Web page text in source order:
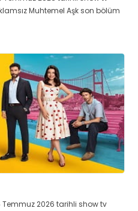
Muhtemel Aşk son bölüm
Temmuz 2026 tarihli show tv